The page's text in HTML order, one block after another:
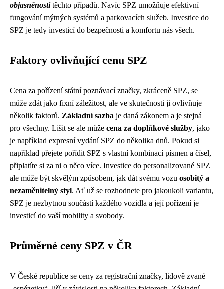
objasněnostitěchto případů. Navíc SPZ umožňuje efektivní
fungování mýtných systémů a parkovacích služeb. Investice do
SPZ je tedy investicí do bezpečnosti a komfortu nás všech.
Faktory ovlivňující cenu SPZ
Cena za pořízení státní poznávací značky, zkráceně SPZ, se
může zdát jako fixní záležitost, ale ve skutečnosti ji ovlivňuje
několik faktorů. Základní sazba je daná zákonem a je stejná
pro všechny. Lišit se ale může cena za doplňkové služby, jako
je například expresní vydání SPZ do několika dnů. Pokud si
například přejete pořídit SPZ s vlastní kombinací písmen a čísel,
připlatíte si za ni o něco více. Investice do personalizované SPZ
ale může být skvělým způsobem, jak dát svému vozu osobitý a
nezaměnitelný styl. Ať už se rozhodnete pro jakoukoli variantu,
SPZ je nezbytnou součástí každého vozidla a její pořízení je
investicí do vaší mobility a svobody.
Průměrné ceny SPZ v ČR
V České republice se ceny za registrační značky, lidově zvané